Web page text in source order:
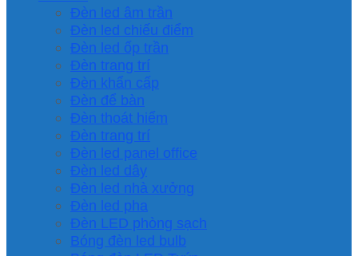
Đèn led âm trần
Đèn led chiếu điểm
Đèn led ốp trần
Đèn trang trí
Đèn khẩn cấp
Đèn để bàn
Đèn thoát hiểm
Đèn trang trí
Đèn led panel office
Đèn led dây
Đèn led nhà xưởng
Đèn led pha
Đèn LED phòng sạch
Bóng đèn led bulb